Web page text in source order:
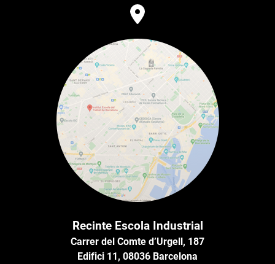
Recinte Escola Industrial
Carrer del Comte d’Urgell, 187
Edifici 11, 08036 Barcelona